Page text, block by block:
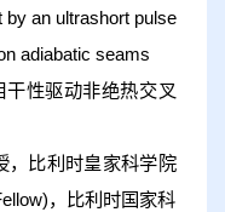
an ultrashort pulse
adiabatic seams
性驱动非绝热交叉
，比利时皇家科学院
，比利时国家科